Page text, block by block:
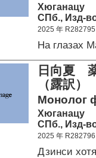
Хюганацу
СПб., Изд-
2025 年 R282795
На глазах
日向夏
（露訳）
Монолог
Хюганацу
СПб., Изд-
2025 年 R282796
Дзинси